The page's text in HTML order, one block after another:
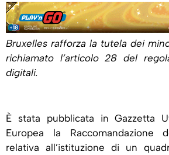
Bruxelles rafforza la tutela dei
richiamato l’articolo 28 del
digitali.
È stata pubblicata in Gazzetta
Europea la Raccomandazione
relativa all’istituzione di un